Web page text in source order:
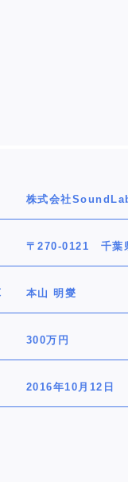
株式会社
〒270-0121 千葉
本山 明燮
300万円
2016年10月12日